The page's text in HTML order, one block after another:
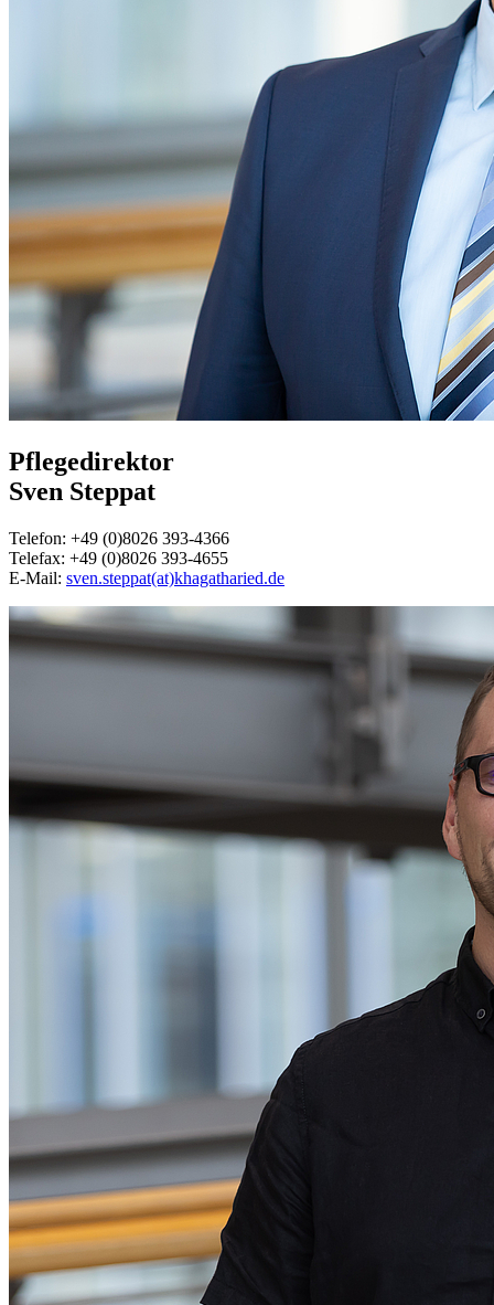
Pflegedirektor
Sven Steppat
Telefon: +49 (0)8026 393-4366
Telefax: +49 (0)8026 393-4655
E-Mail: sven.steppat(at)khagatharied.de